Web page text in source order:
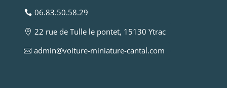
06.83.50.58.29
22 rue de Tulle le pontet, 15130 Ytrac
admin@voiture-miniature-cantal.com